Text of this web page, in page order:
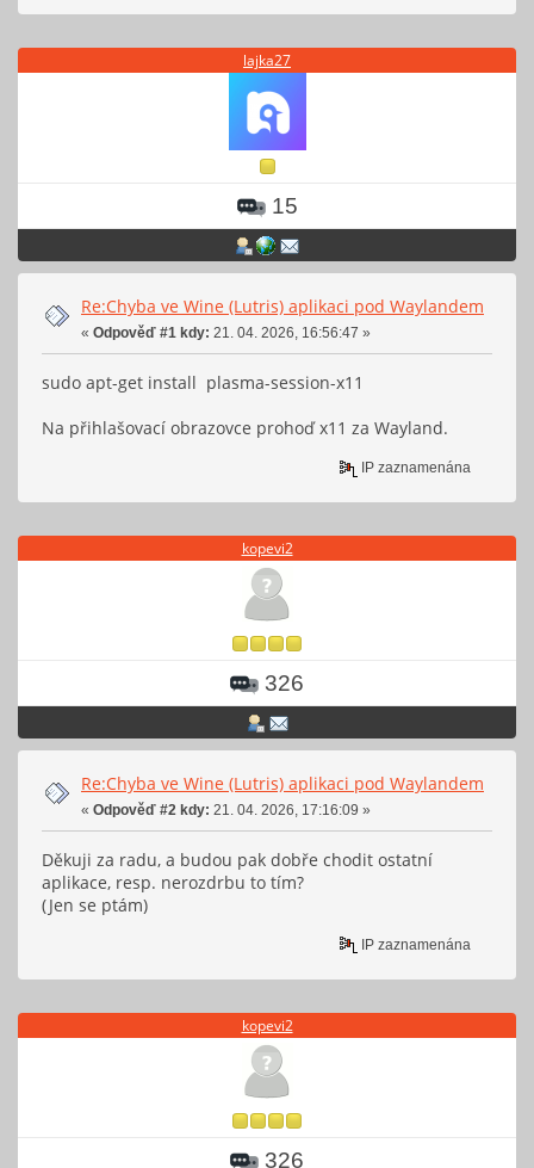
lajka27
15
Re:Chyba ve Wine (Lutris) aplikaci pod Waylandem
« Odpověď #1 kdy: 21. 04. 2026, 16:56:47 »
sudo apt-get install plasma-session-x11
Na přihlašovací obrazovce prohoď x11 za Wayland.
IP zaznamenána
kopevi2
326
Re:Chyba ve Wine (Lutris) aplikaci pod Waylandem
« Odpověď #2 kdy: 21. 04. 2026, 17:16:09 »
Děkuji za radu, a budou pak dobře chodit ostatní
aplikace, resp. nerozdrbu to tím?
(Jen se ptám)
IP zaznamenána
kopevi2
326